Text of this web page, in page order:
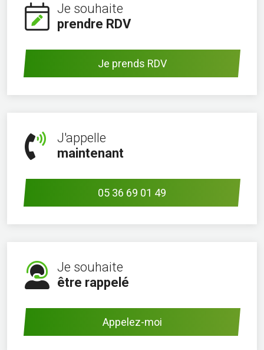
Je souhaite
prendre RDV
Je prends RDV
J'appelle
maintenant
05 36 69 01 49
Je souhaite
être rappelé
Appelez-moi